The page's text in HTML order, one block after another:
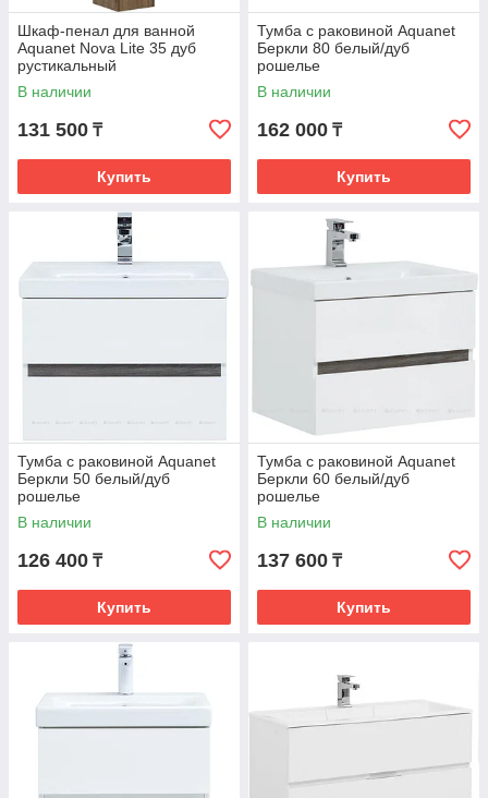
Шкаф-пенал для ванной
Aquanet Nova Lite 35 дуб
рустикальный
В наличии
131 500 ₸
Купить
Тумба с раковиной Aquanet
Беркли 80 белый/дуб
рошелье
В наличии
162 000 ₸
Купить
Тумба с раковиной Aquanet
Беркли 50 белый/дуб
рошелье
В наличии
126 400 ₸
Купить
Тумба с раковиной Aquanet
Беркли 60 белый/дуб
рошелье
В наличии
137 600 ₸
Купить